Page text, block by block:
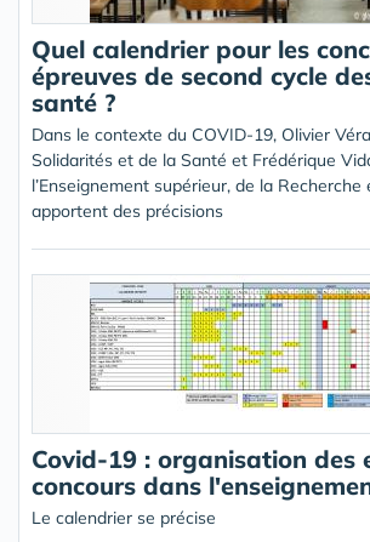
Quel calendrier pour les
épreuves de second cycle
santé ?
Dans le contexte du COVID-19, Olivier
Solidarités et de la Santé et Frédérique
l’Enseignement supérieur, de la Recherche
apportent des précisions
Covid-19 : organisation des
concours dans
Le calendrier se précise